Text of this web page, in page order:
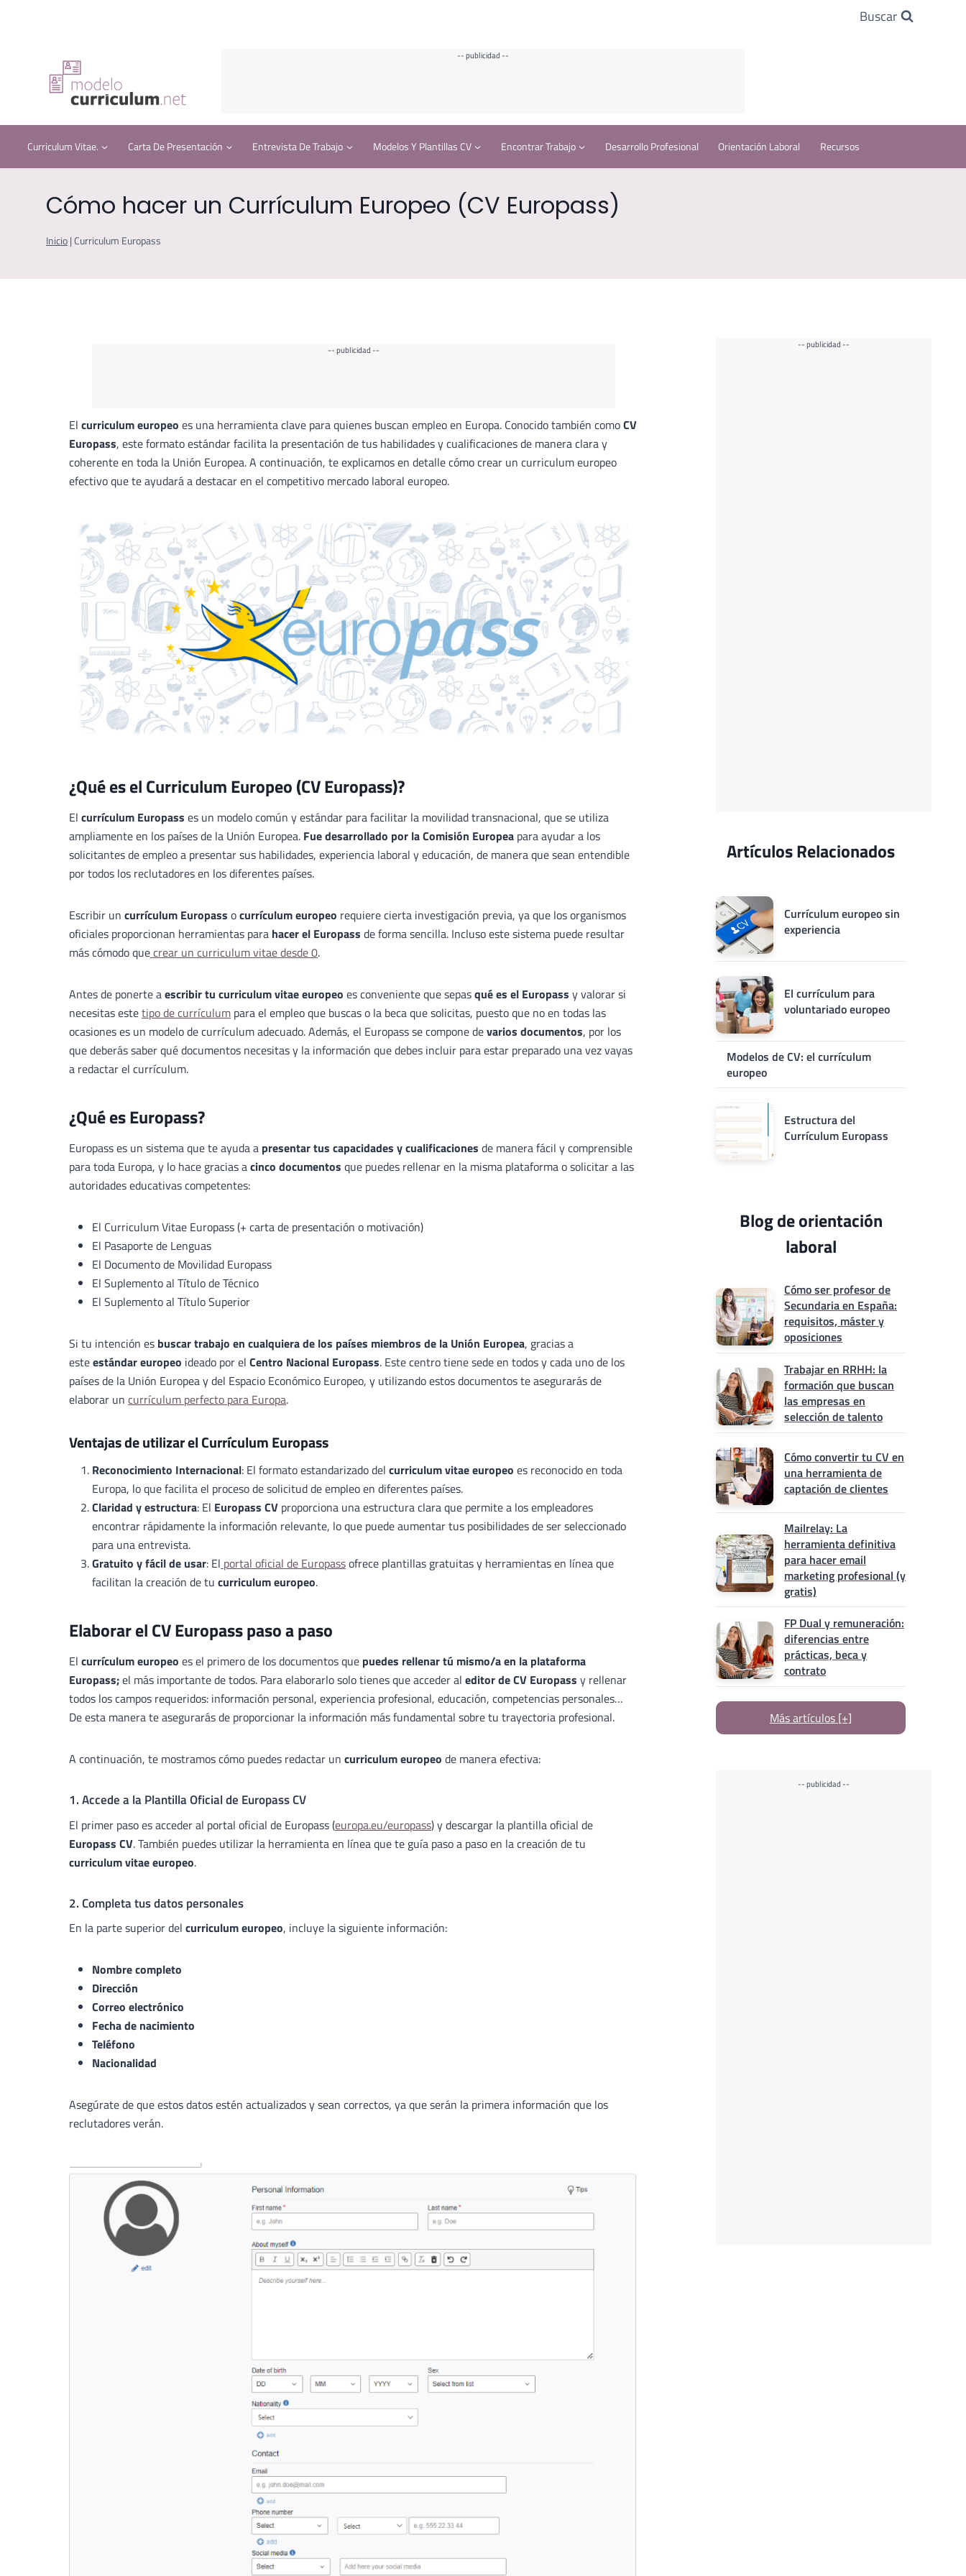
Buscar
-- publicidad --
Curriculum Vitae. Carta De Presentación Entrevista De Trabajo Modelos Y Plantillas CV Encontrar Trabajo Desarrollo Profesional Orientación Laboral Recursos
Cómo hacer un Currículum Europeo (CV Europass)
Inicio | Curriculum Europass
-- publicidad --
El curriculum europeo es una herramienta clave para quienes buscan empleo en Europa. Conocido también comoCV
Europass, este formato estándar facilita la presentación de tus habilidades y cualificaciones de manera clara y
coherente en toda la Unión Europea. A continuación, te explicamos en detalle cómo crear un curriculum europeo
efectivo que te ayudará a destacar en el competitivo mercado laboral europeo.
¿Qué es el Curriculum Europeo (CV Europass)?
El currículum Europass es un modelo común y estándar para facilitar la movilidad transnacional, que se utiliza
ampliamente en los países de la Unión Europea. Fue desarrollado por la Comisión Europea para ayudar a los
solicitantes de empleo a presentar sus habilidades, experiencia laboral y educación, de manera que sean entendible
por todos los reclutadores en los diferentes países.
Escribir un currículum Europass ocurrículum europeo requiere cierta investigación previa, ya que los organismos
oficiales proporcionan herramientas para hacer el Europass de forma sencilla. Incluso este sistema puede resultar
más cómodo quecrear un curriculum vitae desde 0.
Antes de ponerte aescribir tu curriculum vitae europeo es conveniente que sepasqué es el Europass y valorar si
necesitas estetipo de currículum para el empleo que buscas o la beca que solicitas, puesto que no en todas las
ocasiones es un modelo de currículum adecuado. Además, el Europass se compone devarios documentos, por los
que deberás saber qué documentos necesitas y la información que debes incluir para estar preparado una vez vayas
a redactar el currículum.
¿Qué es Europass?
Europass es un sistema que te ayuda a presentar tus capacidades y cualificaciones de manera fácil y comprensible
para toda Europa, y lo hace gracias acinco documentos que puedes rellenar en la misma plataforma o solicitar a las
autoridades educativas competentes:
El Curriculum Vitae Europass (+ carta de presentación o motivación)
El Pasaporte de Lenguas
El Documento de Movilidad Europass
El Suplemento al Título de Técnico
El Suplemento al Título Superior
Si tu intención es buscar trabajo en cualquiera de los países miembros de la Unión Europea, gracias a
esteestándar europeo ideado por el Centro Nacional Europass. Este centro tiene sede en todos y cada uno de los
países de la Unión Europea y del Espacio Económico Europeo, y utilizando estos documentos te asegurarás de
elaborar un currículum perfecto para Europa.
Ventajas de utilizar el Currículum Europass
Reconocimiento Internacional: El formato estandarizado del curriculum vitae europeo es reconocido en toda
Europa, lo que facilita el proceso de solicitud de empleo en diferentes países.
Claridad y estructura: El Europass CV proporciona una estructura clara que permite a los empleadores
encontrar rápidamente la información relevante, lo que puede aumentar tus posibilidades de ser seleccionado
para una entrevista.
Gratuito y fácil de usar: El portal oficial de Europassofrece plantillas gratuitas y herramientas en línea que
facilitan la creación de tu curriculum europeo.
Elaborar el CV Europass paso a paso
El currículum europeo es el primero de los documentos que puedes rellenar tú mismo/a en la plataforma
Europass;el más importante de todos. Para elaborarlo solo tienes que acceder al editor de CV Europass y rellenar
todos los campos requeridos: información personal, experiencia profesional, educación, competencias personales…
De esta manera te asegurarás de proporcionar la información más fundamental sobre tu trayectoria profesional.
A continuación, te mostramos cómo puedes redactar un curriculum europeo de manera efectiva:
1. Accede a la Plantilla Oficial de Europass CV
El primer paso es acceder al portal oficial de Europass (europa.eu/europass) y descargar la plantilla oficial de
Europass CV. También puedes utilizar la herramienta en línea que te guía paso a paso en la creación de tu
curriculum vitae europeo.
2. Completa tus datos personales
En la parte superior del curriculum europeo, incluye la siguiente información:
Nombre completo
Dirección
Correo electrónico
Fecha de nacimiento
Teléfono
Nacionalidad
Asegúrate de que estos datos estén actualizados y sean correctos, ya que serán la primera información que los
reclutadores verán.
-- publicidad --
Artículos Relacionados
Currículum europeo sin
experiencia
El currículum para
voluntariado europeo
Modelos de CV: el currículum
europeo
Estructura del
Currículum Europass
Blog de orientación
laboral
Cómo ser profesor de
Secundaria en España:
requisitos, máster y
oposiciones
Trabajar en RRHH: la
formación que buscan
las empresas en
selección de talento
Cómo convertir tu CV en
una herramienta de
captación de clientes
Mailrelay: La
herramienta definitiva
para hacer email
marketing profesional (y
gratis)
FP Dual y remuneración:
diferencias entre
prácticas, beca y
contrato
Más artículos [+]
-- publicidad --